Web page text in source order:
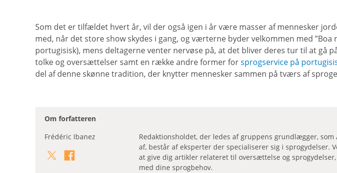
Som det er tilfældet hvert år, vil der også igen i år være masser af mennesker
med, når det store show skydes i gang, og værterne byder velkommen med ”Boa
portugisisk), mens deltagerne venter nervøse på, at det bliver deres tur til at gå
tolke og oversættelser samt en række andre former forsprogservice på
del af denne skønne tradition, der knytter mennesker sammen på tværs af
Om forfatteren
Frédéric Ibanez
Redaktionsholdet, der ledes af gruppens grundlægger,
af, består af eksperter der specialiserer sig i sprogydelser.
at give dig artikler relateret til oversættelse og
med dine sprogbehov.